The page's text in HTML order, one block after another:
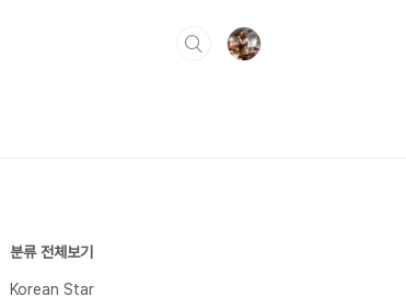
분류 전체보기
Korean Star